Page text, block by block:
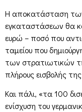
Η αποκατάσταση
εγκαταστάσεων θα
ευρώ – ποσό που
ταμείου που
των στρατιωτικών
πλήρους εισβολής
Και πάλι, «τα 100
ενίσχυση του